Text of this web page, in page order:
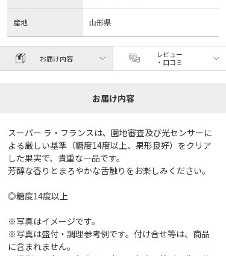
産地 山形県
お届け内容
レビュー
・口コミ
お届け内容
スーパー ラ・フランスは、園地審査及び光センサーに
よる厳しい基準（糖度14度以上、果形良好）をクリア
した果実で、貴重な一品です。
芳醇な香りとまろやかな舌触りをお楽しみください。
◎糖度14度以上
※写真はイメージです。
※写真は盛付・調理参考例です。付け合せ等は、商品
に含まれません。